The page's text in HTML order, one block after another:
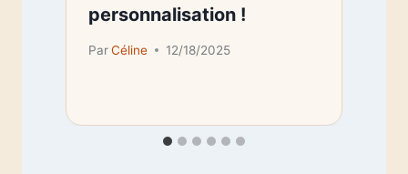
personnalisation !
ParCéline 12/18/2025